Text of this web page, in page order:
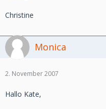
Christine
Monica
2. November 2007
Hallo Kate,